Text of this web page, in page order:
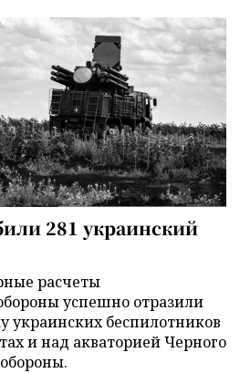
281 украинский
расчеты
успешно отразили
украинских беспилотников
и над акваторией Черного